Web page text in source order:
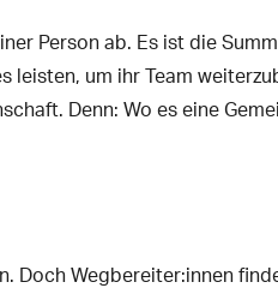
Person ab. Es ist die
um ihr Team
Denn: Wo es eine
Doch Wegbereiter:innen